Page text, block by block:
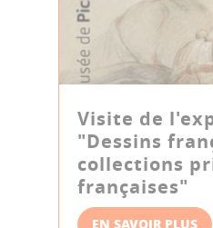
Visite de
"Dessins
collections
françaises"
EN SAVOIR PLUS